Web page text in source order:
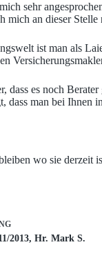
sehr
mich an dieser
ist man als
dass es noch
dass man bei
wo sie derzeit
2013, Hr. Mark S.